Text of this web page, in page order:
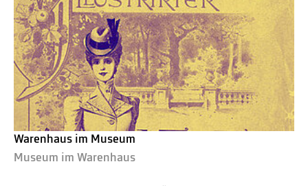
Warenhaus im Museum
Museum im Warenhaus